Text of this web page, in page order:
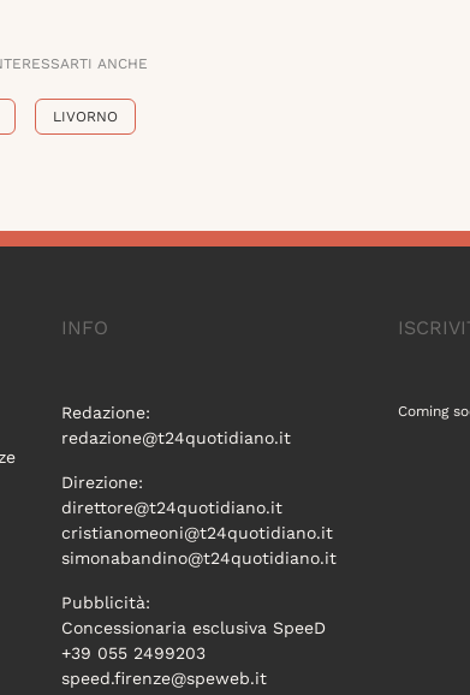
ANCHE
LIVORNO
INFO
Redazione:
redazione@t24quotidiano.it
Direzione:
direttore@t24quotidiano.it
cristianomeoni@t24quotidiano.it
simonabandino@t24quotidiano.it
Pubblicità:
Concessionaria esclusiva SpeeD
+39 055 2499203
speed.firenze@speweb.it
Coming